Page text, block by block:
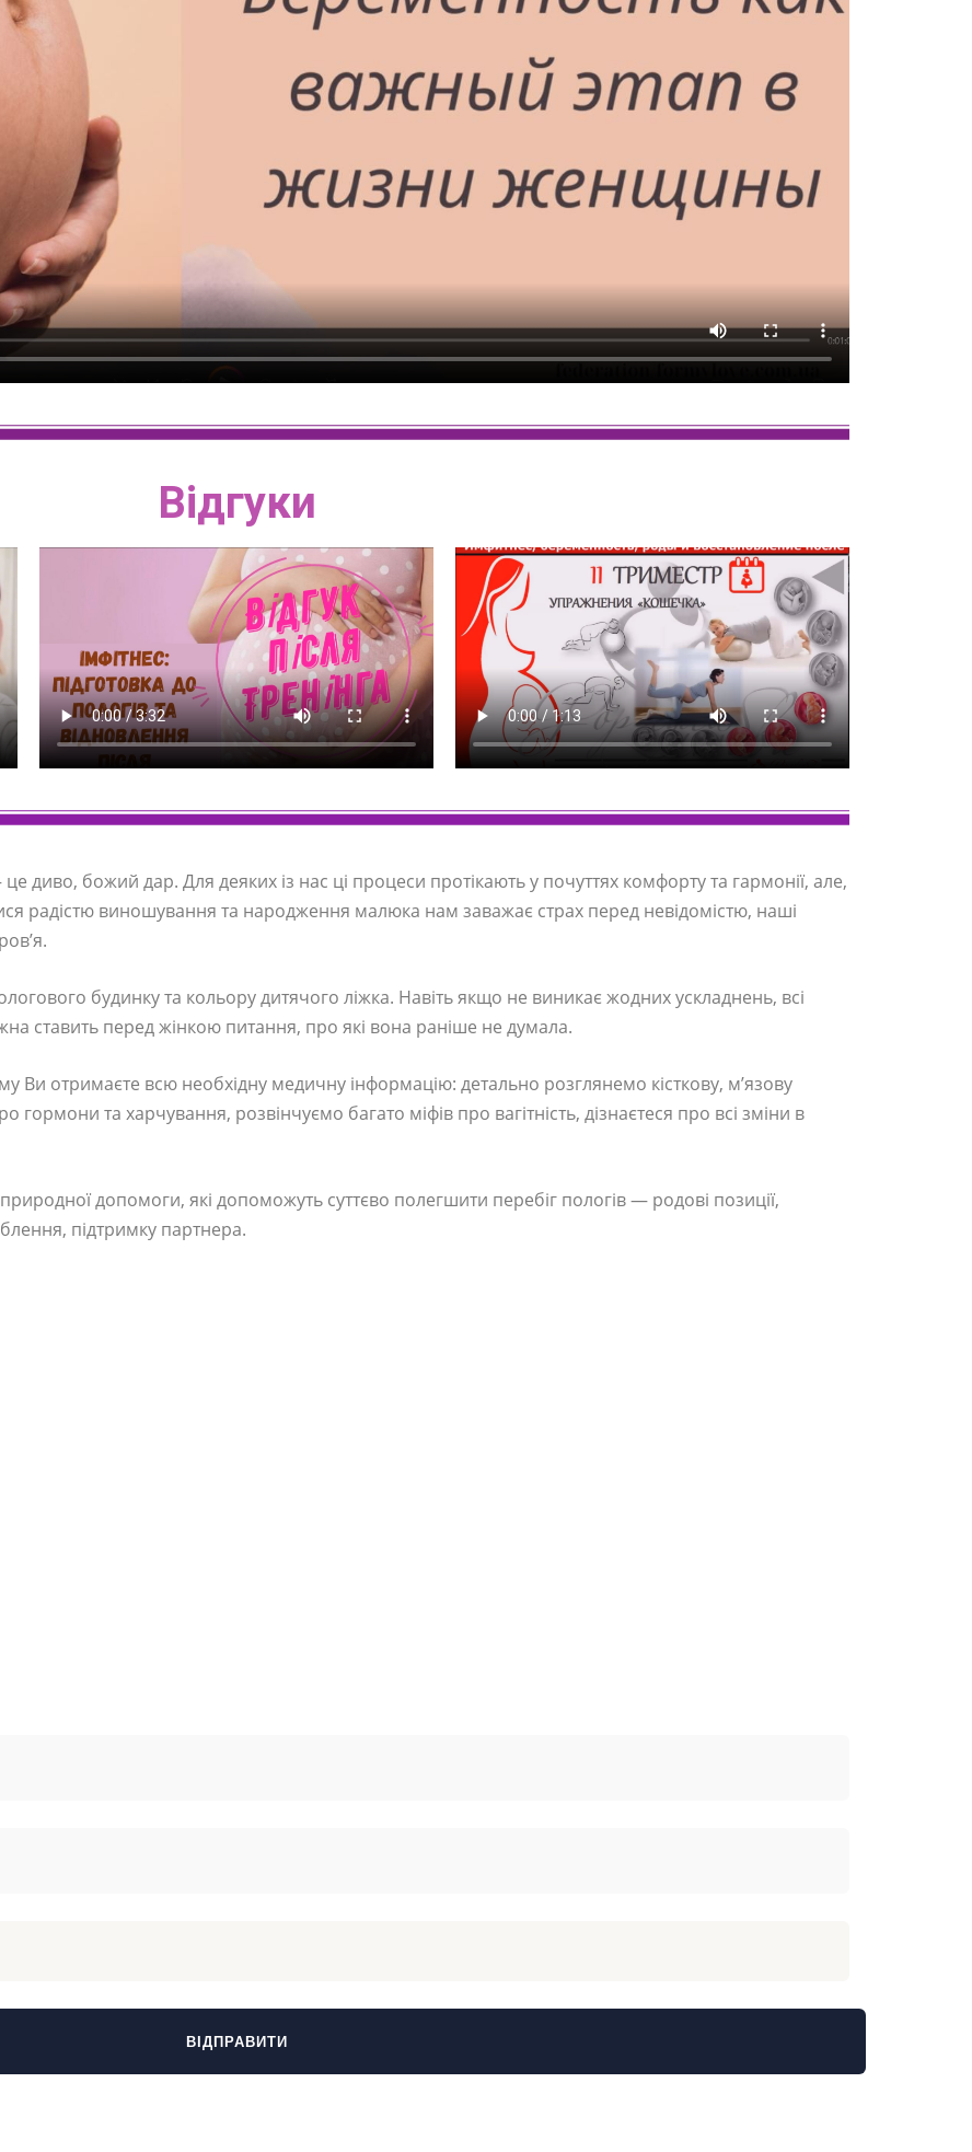
Відгуки
це диво, божий дар. Для деяких із нас ці процеси протікають у почуттях комфорту та гармонії, але,
радістю виношування та народження малюка нам заважає страх перед невідомістю, наші
будинку та кольору дитячого ліжка. Навіть якщо не виникає жодних ускладнень, всі
ставить перед жінкою питання, про які вона раніше не думала.
отримаєте всю необхідну медичну інформацію: детально розглянемо кісткову, м’язову
гормони та харчування, розвінчуємо багато міфів про вагітність, дізнаєтеся про всі зміни в
допомоги, які допоможуть суттєво полегшити перебіг пологів — родові позиції,
підтримку партнера.